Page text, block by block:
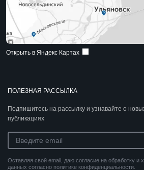
ПОЛЕЗНАЯ РАССЫЛКА
Подпишитесь на рассылку и узнавайте о
публикациях
Оставляя свой email, даю согласие на обработку и
данных согласно политике конфиденциальности.
Открыть в Яндекс Картах